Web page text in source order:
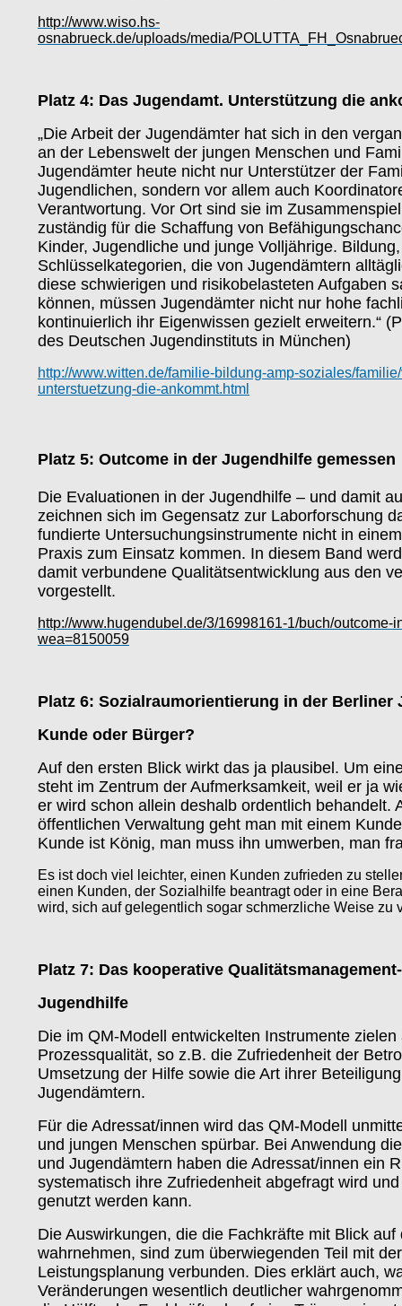
http://www.wiso.hs-
osnabrueck.de/uploads/media/
Platz 4: Das Jugendamt. Unterstützung die
„Die Arbeit der Jugendämter hat sich in den
an der Lebenswelt der jungen Menschen und
Jugendämter heute nicht nur Unterstützer der
Jugendlichen, sondern vor allem auch
Verantwortung. Vor Ort sind sie im
zuständig für die Schaffung von
Kinder, Jugendliche und junge Volljährige.
Schlüsselkategorien, die von Jugendämtern
diese schwierigen und risikobelasteten Aufgaben
können, müssen Jugendämter nicht nur hohe
kontinuierlich ihr Eigenwissen gezielt erweitern.“
des Deutschen Jugendinstituts in München)
http://www.witten.de/familie-bildung-amp-soziales/
unterstuetzung-die-ankommt.html
Platz 5: Outcome in der Jugendhilfe gemessen
Die Evaluationen in der Jugendhilfe – und damit
zeichnen sich im Gegensatz zur Laborforschung
fundierte Untersuchungsinstrumente nicht in
Praxis zum Einsatz kommen. In diesem Band
damit verbundene Qualitätsentwicklung aus den
vorgestellt.
http://www.hugendubel.de/3/16998161-1/buch/
wea=8150059
Platz 6: Sozialraumorientierung in der Berliner
Kunde oder Bürger?
Auf den ersten Blick wirkt das ja plausibel. Um
steht im Zentrum der Aufmerksamkeit, weil er ja
er wird schon allein deshalb ordentlich behandelt.
öffentlichen Verwaltung geht man mit einem
Kunde ist König, man muss ihn umwerben, man
Es ist doch viel leichter, einen Kunden zufrieden zu
einen Kunden, der Sozialhilfe beantragt oder in eine
wird, sich auf gelegentlich sogar schmerzliche Weise zu
Platz 7: Das kooperative
Jugendhilfe
Die im QM-Modell entwickelten Instrumente
Prozessqualität, so z.B. die Zufriedenheit der
Umsetzung der Hilfe sowie die Art ihrer
Jugendämtern.
Für die Adressat/innen wird das QM-Modell
und jungen Menschen spürbar. Bei Anwendung
und Jugendämtern haben die Adressat/innen ein
systematisch ihre Zufriedenheit abgefragt wird
genutzt werden kann.
Die Auswirkungen, die die Fachkräfte mit Blick
wahrnehmen, sind zum überwiegenden Teil mit
Leistungsplanung verbunden. Dies erklärt auch,
Veränderungen wesentlich deutlicher